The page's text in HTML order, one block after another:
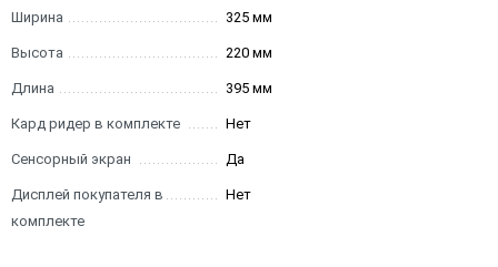
Ширина 325 мм
Высота 220 мм
Длина 395 мм
Кард ридер в комплекте Нет
Сенсорный экран Да
Дисплей покупателя в
комплекте
Нет